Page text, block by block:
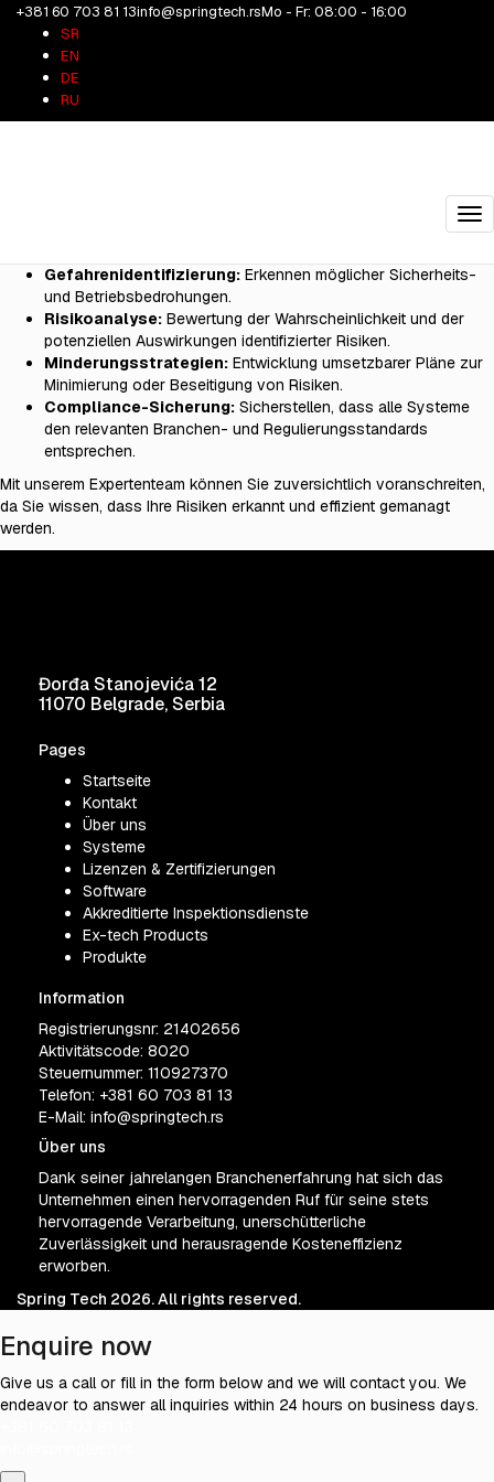
+381 60 703 81 13info@springtech.rsMo - Fr: 08:00 - 16:00
SR
EN
DE
RU
Risikobewertung
Schutz Ihres Vermögens und Gewährleistung der Sicherheit
Jedes Projekt und jede Betriebsumgebung ist mit Risiken verbunden.
Gefahrenidentifizierung: Erkennen möglicher Sicherheits-
und Betriebsbedrohungen.
Risikoanalyse: Bewertung der Wahrscheinlichkeit und der
potenziellen Auswirkungen identifizierter Risiken.
Minderungsstrategien: Entwicklung umsetzbarer Pläne zur
Minimierung oder Beseitigung von Risiken.
Compliance-Sicherung: Sicherstellen, dass alle Systeme
den relevanten Branchen- und Regulierungsstandards
entsprechen.
Mit unserem Expertenteam können Sie zuversichtlich voranschreiten,
da Sie wissen, dass Ihre Risiken erkannt und effizient gemanagt
werden.
Đorđa Stanojevića 12
11070 Belgrade, Serbia
Pages
Startseite
Kontakt
Über uns
Systeme
Lizenzen & Zertifizierungen
Software
Akkreditierte Inspektionsdienste
Ex-tech Products
Produkte
Information
Registrierungsnr: 21402656
Aktivitätscode: 8020
Steuernummer: 110927370
Telefon: +381 60 703 81 13
E-Mail: info@springtech.rs
Über uns
Dank seiner jahrelangen Branchenerfahrung hat sich das
Unternehmen einen hervorragenden Ruf für seine stets
hervorragende Verarbeitung, unerschütterliche
Zuverlässigkeit und herausragende Kosteneffizienz
erworben.
Spring Tech 2026. All rights reserved.
Enquire now
Give us a call or fill in the form below and we will contact you. We
endeavor to answer all inquiries within 24 hours on business days.